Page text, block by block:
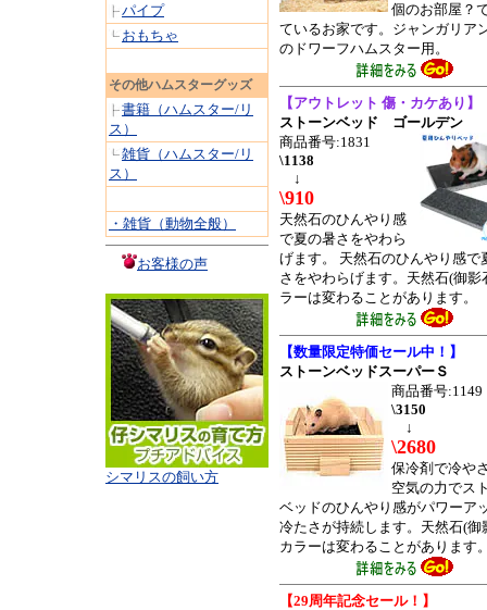
パイプ
おもちゃ
その他ハムスターグッズ
書籍（ハムスター/リ
ス）
雑貨（ハムスター/リ
ス）
・雑貨（動物全般）
お客様の声
シマリスの飼い方
個のお部屋？
ているお家です。ジャンガリア
のドワーフハムスター用。
【アウトレット 傷・カケあり】
ストーンベッド ゴールデン
商品番号:1831
\1138
↓
\910
天然石のひんやり感
で夏の暑さをやわら
げます。 天然石のひんやり感で
さをやわらげます。天然石(御影
ラーは変わることがあります。
【数量限定特価セール中！】
ストーンベッドスーパーＳ
商品番号:1149
\3150
↓
\2680
保冷剤で冷や
空気の力でス
ベッドのひんやり感がパワーア
冷たさが持続します。天然石(御
カラーは変わることがあります
【29周年記念セール！】